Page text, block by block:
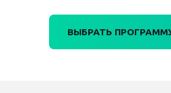
ВЫБРАТЬ